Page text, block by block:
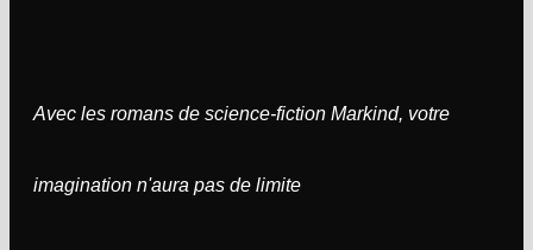
Avec les romans de science-fiction Markind, votre
imagination n'aura pas de limite